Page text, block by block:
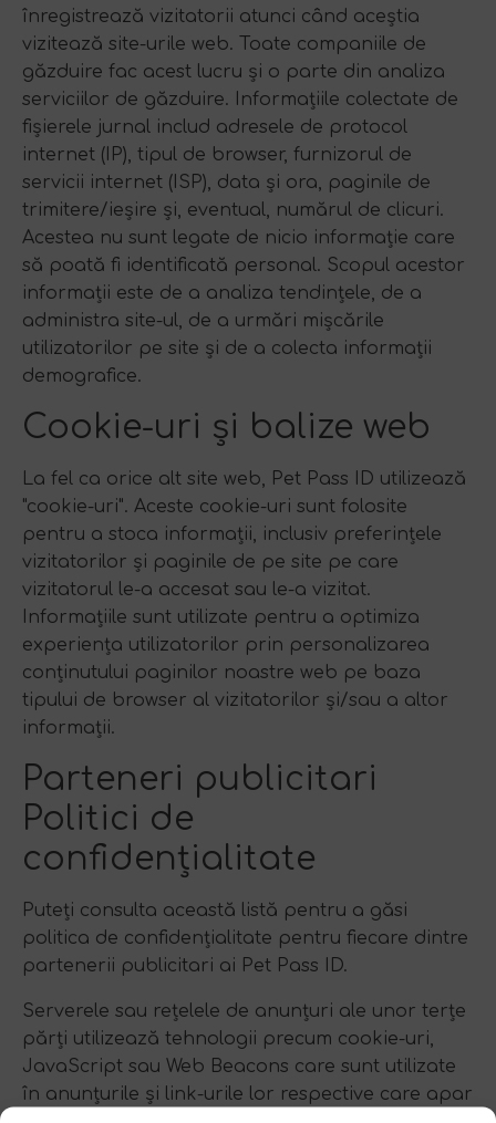
înregistrează vizitatorii atunci când aceștia
vizitează site-urile web. Toate companiile de
găzduire fac acest lucru și o parte din analiza
serviciilor de găzduire. Informațiile colectate de
fișierele jurnal includ adresele de protocol
internet (IP), tipul de browser, furnizorul de
servicii internet (ISP), data și ora, paginile de
trimitere/ieșire și, eventual, numărul de clicuri.
Acestea nu sunt legate de nicio informație care
să poată fi identificată personal. Scopul acestor
informații este de a analiza tendințele, de a
administra site-ul, de a urmări mișcările
utilizatorilor pe site și de a colecta informații
demografice.
Cookie-uri și balize web
La fel ca orice alt site web, Pet Pass ID utilizează
"cookie-uri". Aceste cookie-uri sunt folosite
pentru a stoca informații, inclusiv preferințele
vizitatorilor și paginile de pe site pe care
vizitatorul le-a accesat sau le-a vizitat.
Informațiile sunt utilizate pentru a optimiza
experiența utilizatorilor prin personalizarea
conținutului paginilor noastre web pe baza
tipului de browser al vizitatorilor și/sau a altor
informații.
Parteneri publicitari
Politici de
confidențialitate
Puteți consulta această listă pentru a găsi
politica de confidențialitate pentru fiecare dintre
partenerii publicitari ai Pet Pass ID.
Serverele sau rețelele de anunțuri ale unor terțe
părți utilizează tehnologii precum cookie-uri,
JavaScript sau Web Beacons care sunt utilizate
în anunțurile și link-urile lor respective care apar